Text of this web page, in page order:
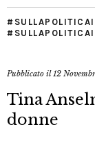
Pubblicato il12
Tina
donne